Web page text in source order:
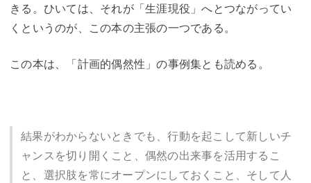
きる。ひいては、それが「生涯現役」へとつながってい
くというのが、この本の主張の一つである。
この本は、「計画的偶然性」の事例集とも読める。
結果がわからないときでも、行動を起こして新しいチ
ャンスを切り開くこと、偶然の出来事を活用するこ
と、選択肢を常にオープンにしておくこと、そして人